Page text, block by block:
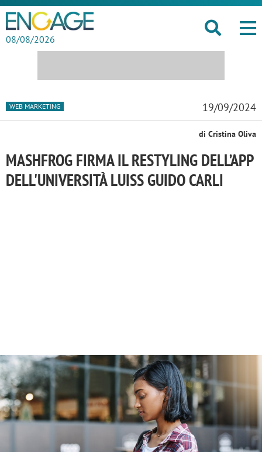
08/08/2026
WEB MARKETING 19/09/2024
di Cristina Oliva
MASHFROG FIRMA IL RESTYLING DELL’APP
DELL'UNIVERSITÀ LUISS GUIDO CARLI